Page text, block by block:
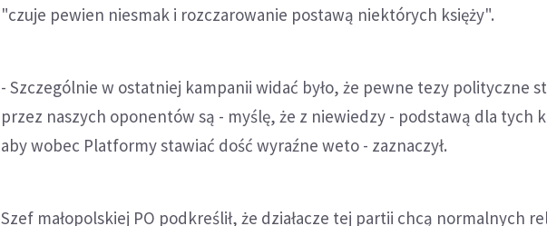
"czuje pewien niesmak i rozczarowanie postawą niektórych księży".
- Szczególnie w ostatniej kampanii widać było, że pewne tezy polityczne
przez naszych oponentów są - myślę, że z niewiedzy - podstawą dla tych
aby wobec Platformy stawiać dość wyraźne weto - zaznaczył.
Szef małopolskiej PO podkreślił, że działacze tej partii chcą normalnych